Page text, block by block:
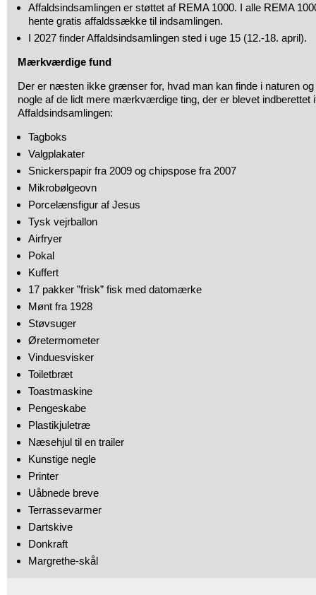
Affaldsindsamlingen er støttet af REMA 1000. I alle REMA
hente gratis affaldssække til indsamlingen.
I 2027 finder Affaldsindsamlingen sted i uge 15 (12.-18. april).
Mærkværdige fund
Der er næsten ikke grænser for, hvad man kan finde i naturen
nogle af de lidt mere mærkværdige ting, der er blevet indberettet
Affaldsindsamlingen:
Tagboks
Valgplakater
Snickerspapir fra 2009 og chipspose fra 2007
Mikrobølgeovn
Porcelænsfigur af Jesus
Tysk vejrballon
Airfryer
Pokal
Kuffert
17 pakker ”frisk” fisk med datomærke
Mønt fra 1928
Støvsuger
Øretermometer
Vinduesvisker
Toiletbræt
Toastmaskine
Pengeskabe
Plastikjuletræ
Næsehjul til en trailer
Kunstige negle
Printer
Uåbnede breve
Terrassevarmer
Dartskive
Donkraft
Margrethe-skål